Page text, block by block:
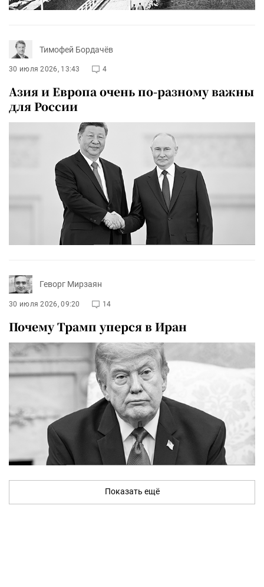
Тимофей Бордачёв
30 июля 2026, 13:43 4
Азия и Европа очень по-разному важны
для России
Геворг Мирзаян
30 июля 2026, 09:20 14
Почему Трамп уперся в Иран
Показать ещё